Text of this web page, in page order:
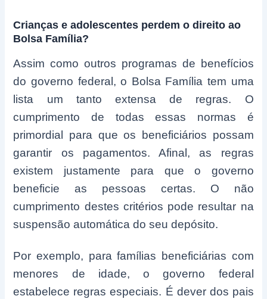
Crianças e adolescentes perdem o direito ao
Bolsa Família?
Assim como outros programas de benefícios
do governo federal, o Bolsa Família tem uma
lista um tanto extensa de regras. O
cumprimento de todas essas normas é
primordial para que os beneficiários possam
garantir os pagamentos. Afinal, as regras
existem justamente para que o governo
beneficie as pessoas certas. O não
cumprimento destes critérios pode resultar na
suspensão automática do seu depósito.
Por exemplo, para famílias beneficiárias com
menores de idade, o governo federal
estabelece regras especiais. É dever dos pais